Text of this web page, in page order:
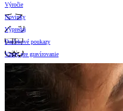
Výročie
Novinky
Výpredaj
Darčekové poukazy
Vzory pre gravírovanie